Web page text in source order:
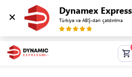
Dynamex Express
Türkiyə və ABŞ-dan çatdırılma